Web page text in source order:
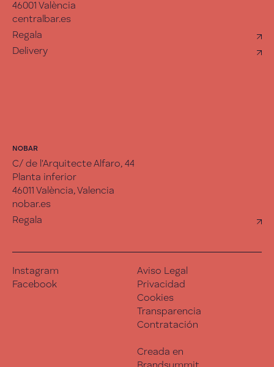
46001 València
centralbar.es
Regala
Delivery
NOBAR
C/ de l'Arquitecte Alfaro, 44
Planta inferior
46011 València, Valencia
nobar.es
Regala
Instagram
Facebook
Aviso Legal
Privacidad
Cookies
Transparencia
Contratación
Creada en